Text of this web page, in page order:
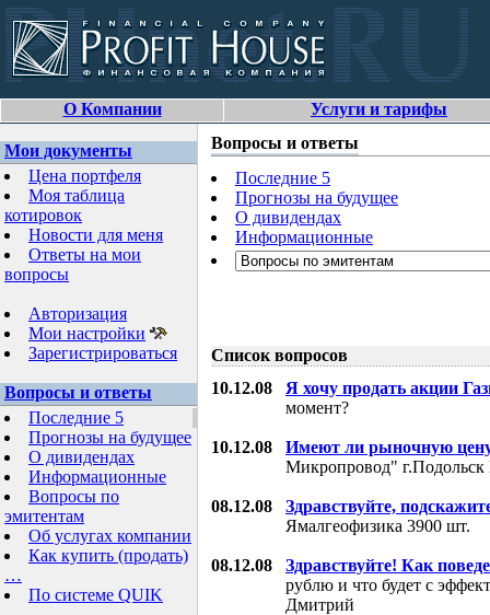
О Компании Услуги и тарифы
Мои документы
Цена портфеля
Моя таблица
котировок
Новости для меня
Ответы на мои
вопросы
Авторизация
Мои настройки
Зарегистрироваться
Вопросы и ответы
Последние 5
Прогнозы на будущее
О дивидендах
Информационные
Вопросы по
эмитентам
Об услугах компании
Как купить (продать)
…
По системе QUIK
Вопросы и ответы
Последние 5
Прогнозы на будущее
О дивидендах
Информационные
Список вопросов
10.12.08 Я хочу продать акции
момент?
10.12.08
Имеют ли рыночную
Микропровод"
08.12.08
Здравствуйте,
Ямалгеофизика 3900 шт.
08.12.08
Здравствуйте! Как
рублю и что будет с
Дмитрий